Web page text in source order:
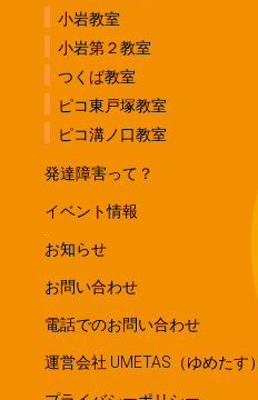
小岩教室
小岩第２教室
つくば教室
ピコ東戸塚教室
ピコ溝ノ口教室
発達障害って？
イベント情報
お知らせ
お問い合わせ
電話でのお問い合わせ
運営会社 UMETAS（ゆめたす）